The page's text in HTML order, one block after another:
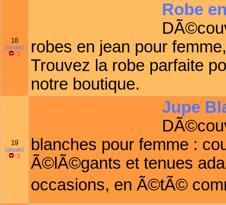
18
[détails]
-3
Robe
robes en jean pour
Trouvez la robe parfaite
notre boutique.
19
[détails]
-3
Jupe
blanches pour femme :
Ã©lÃ©gants et tenues
occasions, en Ã©tÃ©